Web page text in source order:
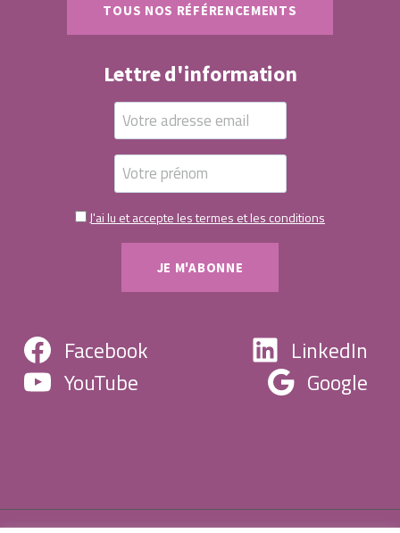
TOUS NOS RÉFÉRENCEMENTS
Lettre d'information
J'ai lu et accepte les termes et les conditions
Facebook
LinkedIn
YouTube
Google